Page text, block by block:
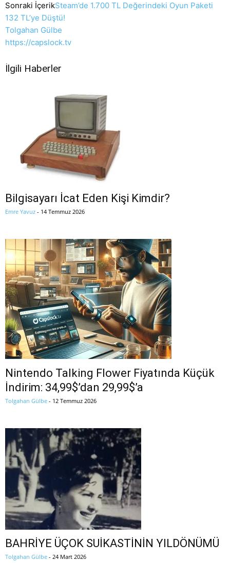
Sonraki İçerikSteam’de 1.700 TL Değerindeki Oyun Paketi
132 TL’ye Düştü!
Tolgahan Gülbe
https://capslock.tv
İlgili Haberler
Bilgisayarı İcat Eden Kişi Kimdir?
Emre Yavuz - 14 Temmuz 2026
Nintendo Talking Flower Fiyatında Küçük
İndirim: 34,99$’dan 29,99$’a
Tolgahan Gülbe - 12 Temmuz 2026
BAHRİYE ÜÇOK SUİKASTİNİN YILDÖNÜMÜ
Tolgahan Gülbe - 24 Mart 2026